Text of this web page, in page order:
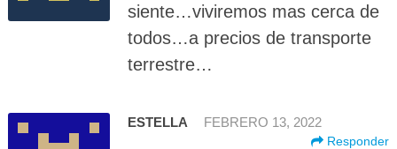
siente…viviremos mas cerca de
todos…a precios de transporte
terrestre…
ESTELLA FEBRERO 13, 2022
Responder